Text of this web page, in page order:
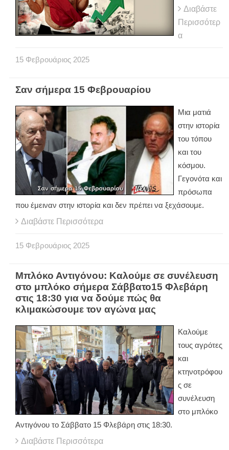
Διαβάστε
Περισσότερ
α
15 Φεβρουάριος 2025
Σαν σήμερα 15 Φεβρουαρίου
Μια ματιά
στην ιστορία
του τόπου
και του
κόσμου.
Γεγονότα και
πρόσωπα
που έμειναν στην ιστορία και δεν πρέπει να ξεχάσουμε.
Διαβάστε Περισσότερα
15 Φεβρουάριος 2025
Μπλόκο Αντιγόνου: Καλούμε σε συνέλευση
στο μπλόκο σήμερα Σάββατο15 Φλεβάρη
στις 18:30 για να δούμε πώς θα
κλιμακώσουμε τον αγώνα μας
Καλούμε
τους αγρότες
και
κτηνοτρόφου
ς σε
συνέλευση
στο μπλόκο
Αντιγόνου το Σάββατο 15 Φλεβάρη στις 18:30.
Διαβάστε Περισσότερα